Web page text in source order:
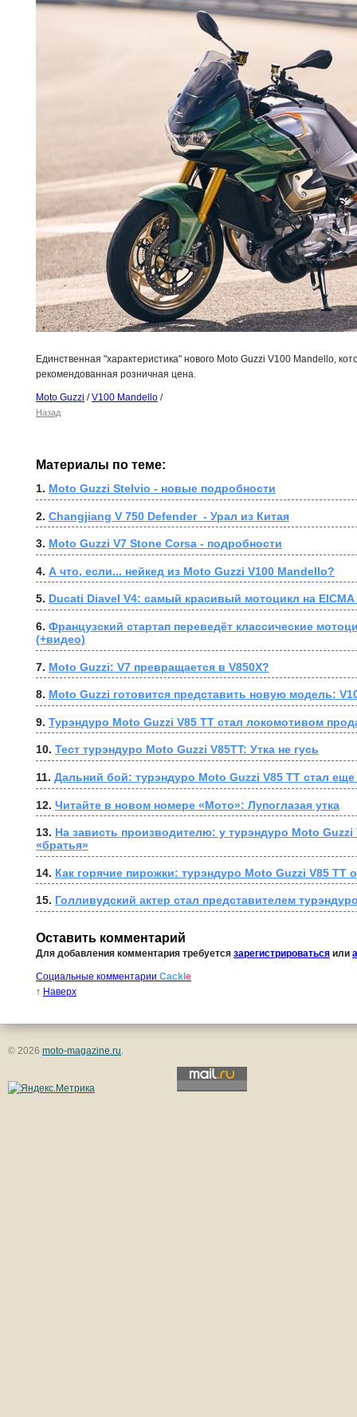
Единственная "характеристика" нового Moto Guzzi V100 Mandello,
рекомендованная розничная цена.
Moto Guzzi /V100 Mandello /
Назад
Материалы по теме:
1. Moto Guzzi Stelvio - новые подробности
2. Changjiang V 750 Defender  - Урал из Китая
3. Moto Guzzi V7 Stone Corsa - подробности
4. А что, если... нейкед из Moto Guzzi V100 Mandello?
5. Ducati Diavel V4: самый красивый мотоцикл на
6. Французский стартап переведёт классические
(+видео)
7. Moto Guzzi: V7 превращается в V850X?
8. Moto Guzzi готовится представить новую модель:
9. Турэндуро Moto Guzzi V85 TT стал локомотивом
10. Тест турэндуро Moto Guzzi V85TT: Утка не гусь
11. Дальний бой: турэндуро Moto Guzzi V85 TT стал
12. Читайте в новом номере «Мото»: Лупоглазая утка
13. На зависть производителю: у турэндуро Moto Guzzi
«братья»
14. Как горячие пирожки: турэндуро Moto Guzzi V85 TT
15. Голливудский актер стал представителем
Оставить комментарий
Для добавления комментария требуется зарегистрироваться или
Социальные комментарии Cackl e
↑ Наверх
© 2026 moto-magazine.ru.